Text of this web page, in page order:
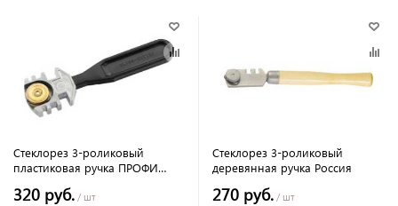
Стеклорез 3-роликовый
пластиковая ручка ПРОФИ
320 руб. / шт
Стеклорез 3-роликовый
деревянная ручка Россия
270 руб. / шт